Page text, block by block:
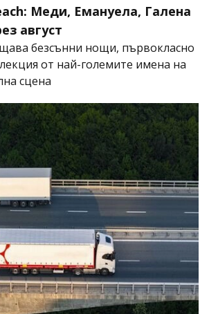
Меди, Емануела, Галена
август
безсънни нощи, първокласно
от най-големите имена на
сцена